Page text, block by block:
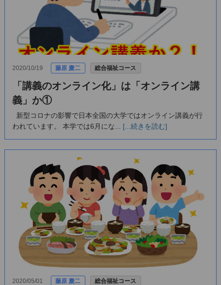
2020/10/19 藤原 慶二 総合福祉コース
「講義のオンライン化」は「オンライン講
義」か①
新型コロナの影響で日本全国の大学ではオンライン講義が行
われています。 本学では6月にな... [...続きを読む]
2020/05/01 藤原 慶二 総合福祉コース